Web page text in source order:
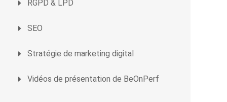
RGPD & LPD
SEO
Stratégie de marketing digital
Vidéos de présentation de BeOnPerf